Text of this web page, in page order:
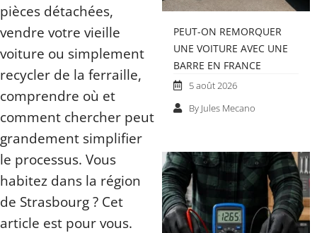
pièces détachées,
vendre votre vieille
voiture ou simplement
recycler de la ferraille,
comprendre où et
comment chercher peut
grandement simplifier
le processus. Vous
habitez dans la région
de Strasbourg ? Cet
article est pour vous.
PEUT-ON REMORQUER
UNE VOITURE AVEC UNE
BARRE EN FRANCE
5 août 2026
By Jules Mecano